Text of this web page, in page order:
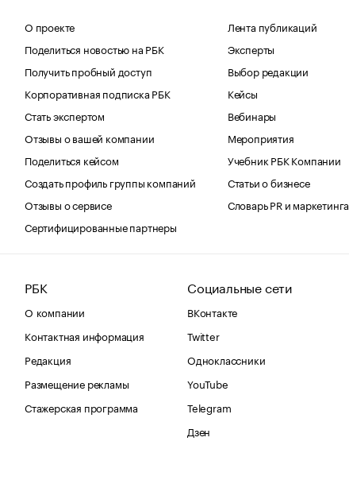
О проекте
Поделиться новостью на РБК
Получить пробный доступ
Корпоративная подписка РБК
Стать экспертом
Отзывы о вашей компании
Поделиться кейсом
Создать профиль группы компаний
Отзывы о сервисе
Сертифицированные партнеры
Лента публикаций
Эксперты
Выбор редакции
Кейсы
Вебинары
Мероприятия
Учебник РБК Компании
Статьи о бизнесе
Словарь PR и маркетинга
РБК
О компании
Контактная информация
Редакция
Размещение рекламы
Стажерская программа
Социальные сети
ВКонтакте
Twitter
Одноклассники
YouTube
Telegram
Дзен